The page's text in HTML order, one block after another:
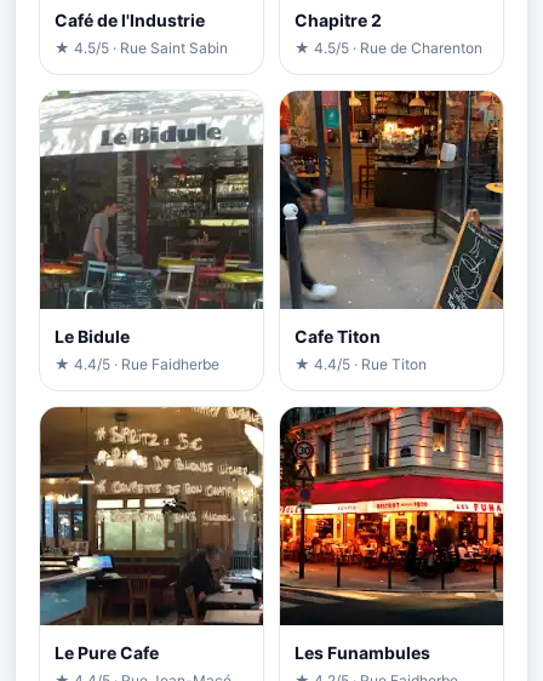
Café de l'Industrie
★ 4.5/5 · Rue Saint Sabin
Chapitre 2
★ 4.5/5 · Rue de Charenton
Le Bidule
★ 4.4/5 · Rue Faidherbe
Cafe Titon
★ 4.4/5 · Rue Titon
Le Pure Cafe Les Funambules